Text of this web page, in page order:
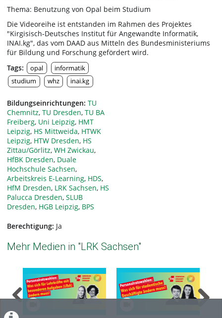
Thema: Benutzung von Opal beim Studium
Die Videoreihe ist entstanden im Rahmen des Projektes
"Kirgisisch-Deutsches Institut für Angewandte Informatik,
INAI.kg", das vom DAAD aus Mitteln des Bundesministeriums
für Bildung und Forschung gefördert wird.
Tags:
opal
informatik
studium
whz inai.kg
Bildungseinrichtungen: TU
Chemnitz, TU Dresden, TU BA
Freiberg, Uni Leipzig, HMT
Leipzig, HS Mittweida, HTWK
Leipzig, HTW Dresden, HS
Zittau/Görlitz, WH Zwickau,
HfBK Dresden, Duale
Hochschule Sachsen,
Arbeitskreis E-Learning, HDS,
HfM Dresden, LRK Sachsen, HS
Palucca Dresden, SLUB
Dresden, HGB Leipzig, BPS
Berechtigung: Ja
Mehr Medien in "LRK Sachsen"